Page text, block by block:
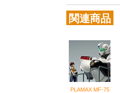
関連商品
PLAMAX MF-75